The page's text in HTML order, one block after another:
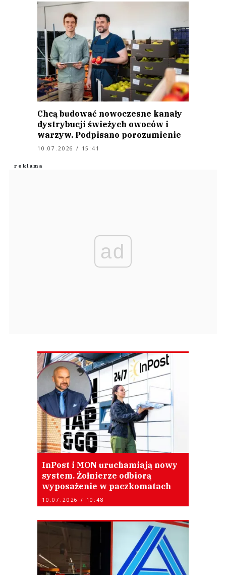
Chcą budować nowoczesne kanały
dystrybucji świeżych owoców i
warzyw. Podpisano porozumienie
10.07.2026 / 15:41
ad
InPost i MON uruchamiają nowy
system. Żołnierze odbiorą
wyposażenie w paczkomatach
10.07.2026 / 10:48